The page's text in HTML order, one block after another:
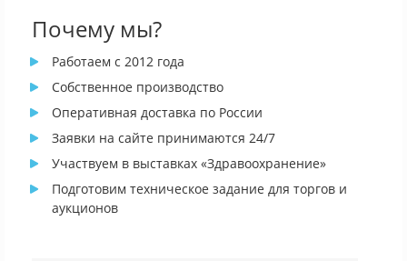
Почему мы?
Работаем с 2012 года
Собственное производство
Оперативная доставка по России
Заявки на сайте принимаются 24/7
Участвуем в выставках «Здравоохранение»
Подготовим техническое задание для торгов и
аукционов